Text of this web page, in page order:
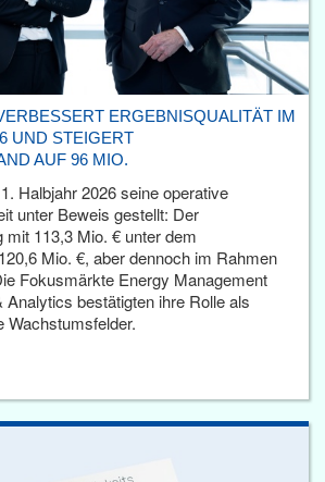
ERGEBNISQUALITÄT IM
UND STEIGERT
AUF 96 MIO.
Halbjahr 2026 seine operative
unter Beweis gestellt: Der
113,3 Mio. € unter dem
Mio. €, aber dennoch im Rahmen
Fokusmärkte Energy Management
bestätigten ihre Rolle als
Wachstumsfelder.